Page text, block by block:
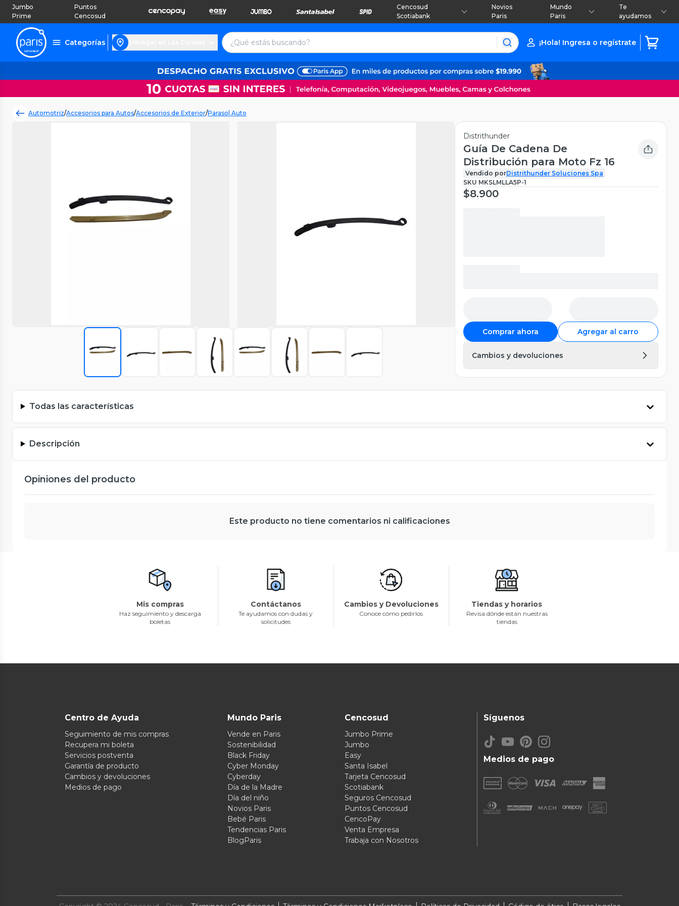
Jumbo
Prime
Puntos
Cencosud
Cencosud
Scotiabank
Novios
Paris
Mundo
Paris
Te
ayudamos
Categorías ¡Hola! Ingresa o regístrate
Automotriz/Accesorios para Autos/Accesorios de Exterior/Parasol Auto
Distrithunder
Guía De Cadena De
Distribución para Moto Fz 16
Vendido porDistrithunder Soluciones Spa
SKU MKSLMLLA5P-1
$8.900
Comprar ahora Agregar al carro
Cambios y devoluciones
Todas las características
Descripción
Opiniones del producto
Este producto no tiene comentarios ni calificaciones
Mis compras
Haz seguimiento y descarga
boletas
Contáctanos
Te ayudamos con dudas y
solicitudes
Cambios y Devoluciones
Conoce cómo pedirlos
Tiendas y horarios
Revisa dónde están nuestras
tiendas
Centro de Ayuda
Seguimiento de mis compras
Recupera mi boleta
Servicios postventa
Garantía de producto
Cambios y devoluciones
Medios de pago
Mundo Paris
Vende en Paris
Sostenibilidad
Black Friday
Cyber Monday
Cyberday
Día de la Madre
Día del niño
Novios Paris
Bebé Paris
Tendencias Paris
BlogParis
Cencosud
Jumbo Prime
Jumbo
Easy
Santa Isabel
Tarjeta Cencosud
Scotiabank
Seguros Cencosud
Puntos Cencosud
CencoPay
Venta Empresa
Trabaja con Nosotros
Medios de pago
Síguenos